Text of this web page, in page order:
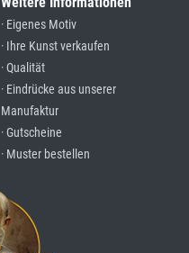
· Eigenes Motiv
· Ihre Kunst verkaufen
· Qualität
· Eindrücke aus unserer
Manufaktur
· Gutscheine
· Muster bestellen